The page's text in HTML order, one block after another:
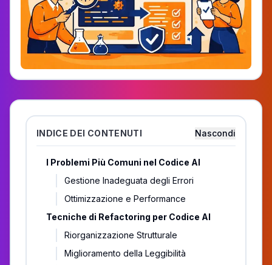
INDICE DEI CONTENUTI Nascondi
I Problemi Più Comuni nel Codice AI
Gestione Inadeguata degli Errori
Ottimizzazione e Performance
Tecniche di Refactoring per Codice AI
Riorganizzazione Strutturale
Miglioramento della Leggibilità